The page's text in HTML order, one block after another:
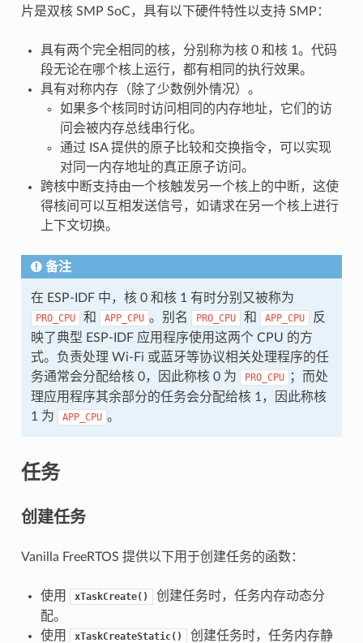
片是双核 SMP SoC，具有以下硬件特性以支持 SMP：
具有两个完全相同的核，分别称为核 0 和核 1。代码
段无论在哪个核上运行，都有相同的执行效果。
具有对称内存（除了少数例外情况）。
如果多个核同时访问相同的内存地址，它们的访
问会被内存总线串行化。
通过 ISA 提供的原子比较和交换指令，可以实现
对同一内存地址的真正原子访问。
跨核中断支持由一个核触发另一个核上的中断，这使
得核间可以互相发送信号，如请求在另一个核上进行
上下文切换。
备注
在 ESP-IDF 中，核 0 和核 1 有时分别又被称为
PRO_CPU 和 APP_CPU 。别名 PRO_CPU 和 APP_CPU
反
映了典型 ESP-IDF 应用程序使用这两个 CPU 的方
式。负责处理 Wi-Fi 或蓝牙等协议相关处理程序的任
务通常会分配给核 0，因此称核 0 为
PRO_CPU
；而处
理应用程序其余部分的任务会分配给核 1，因此称核
1 为
APP_CPU 。
任务
创建任务
Vanilla FreeRTOS 提供以下用于创建任务的函数：
使用 xTaskCreate()
创建任务时，任务内存动态分
配。
使用
xTaskCreateStatic()
创建任务时，任务内存静